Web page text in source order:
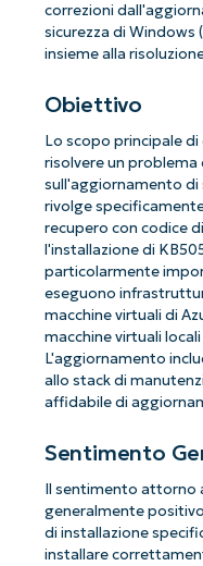
correzioni
sicurezza di Windows
insieme alla
Obiettivo
Lo scopo principale
risolvere un problema
sull'aggiornamento di
rivolge
recupero con codice
l'installazione di
particolarmente
eseguono
macchine virtuali di
macchine virtuali
L'aggiornamento
allo stack di
affidabile di
Sentimento
Il sentimento attorno
generalmente
di installazione
installare